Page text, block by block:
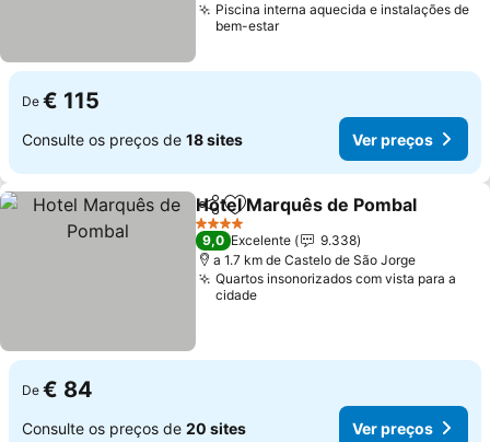
Piscina interna aquecida e instalações de
bem-estar
De € 115
Consulte os preços de 18 sites Ver preços
PartilharAdicionar aos favoritos
Hotel Marquês de Pombal
4 Estrelas
9,0 Excelente
9.338
a 1.7 km de Castelo de São Jorge
Quartos insonorizados com vista para a
cidade
De € 84
Consulte os preços de 20 sites Ver preços